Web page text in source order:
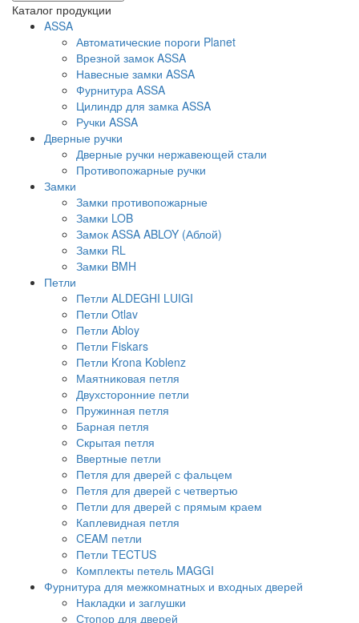
Каталог продукции
ASSA
Автоматические пороги Planet
Врезной замок ASSA
Навесные замки ASSA
Фурнитура ASSA
Цилиндр для замка ASSA
Ручки ASSA
Дверные ручки
Дверные ручки нержавеющей стали
Противопожарные ручки
Замки
Замки противопожарные
Замки LOB
Замок ASSA ABLOY (Аблой)
Замки RL
Замки BMH
Петли
Петли ALDEGHI LUIGI
Петли Otlav
Петли Abloy
Петли Fiskars
Петли Krona Koblenz
Маятниковая петля
Двухсторонние петли
Пружинная петля
Барная петля
Скрытая петля
Ввертные петли
Петля для дверей с фальцем
Петля для дверей с четвертью
Петли для дверей с прямым краем
Каплевидная петля
CEAM петли
Петли TECTUS
Комплекты петель MAGGI
Фурнитура для межкомнатных и входных дверей
Накладки и заглушки
Стопор для дверей